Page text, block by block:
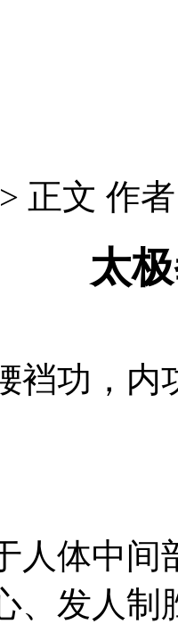
> 正文 作
太
功，内
体中间
、发人制